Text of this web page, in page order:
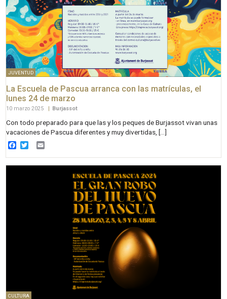
JUVENTUD
La Escuela de Pascua arranca con las matrículas, el
lunes 24 de marzo
10 marzo 2025 | Burjassot
Con todo preparado para que las y los peques de Burjassot vivan unas
vacaciones de Pascua diferentes y muy divertidas, […]
Facebook
Twitter
CULTURA